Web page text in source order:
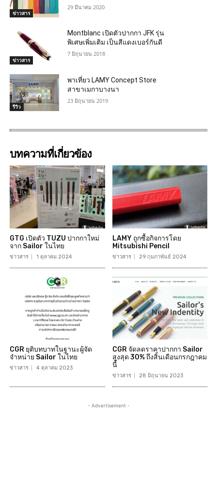
ข่าวสาร
29 มีนาคม 2020
ข่าวสาร
Montblanc เปิดตัวปากกา JFK รุ่น
พิเศษเพิ่มเติม เป็นสีแดงเบอร์กันดี
7 มิถุนายน 2018
รีวิว
พาเที่ยว LAMY Concept Store
สาขาเมกาบางนา
23 มิถุนายน 2019
บทความที่เกี่ยวข้อง
GTG เปิดตัว TUZU ปากกาใหม่
จาก Sailor ในไทย
ข่าวสาร 1 ตุลาคม 2024
LAMY ถูกซื้อกิจการโดย
Mitsubishi Pencil
ข่าวสาร 29 กุมภาพันธ์ 2024
CGR ยุติบทบาทในฐานะผู้จัด
จำหน่าย Sailor ในไทย
ข่าวสาร 4 ตุลาคม 2023
CGR จัดลดราคาปากกา Sailor
สูงสุด 30% ถึงสิ้นเดือนกรกฎาคม
นี้
ข่าวสาร 28 มิถุนายน 2023
- Advertisement -